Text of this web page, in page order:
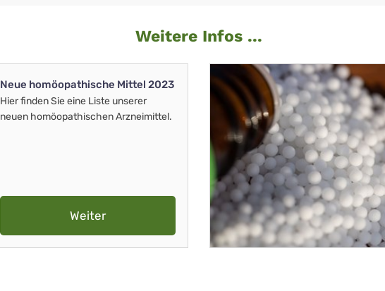
Weitere Infos ...
Neue homöopathische Mittel 2023
Hier finden Sie eine Liste unserer
neuen homöopathischen Arzneimittel.
Weiter